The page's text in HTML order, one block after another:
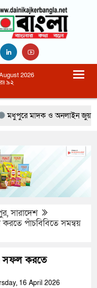
2026
৯২
মাদক ও অনলাইন জুয়া
,সারাদেশ
পাঁচবিবিতে সমন্বয়
সফল করতে
16 April 2026